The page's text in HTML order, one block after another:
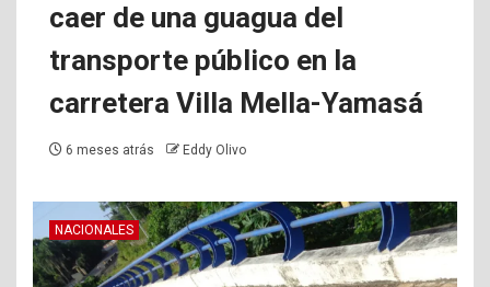
caer de una guagua del
transporte público en la
carretera Villa Mella-Yamasá
6 meses atrás Eddy Olivo
NACIONALES